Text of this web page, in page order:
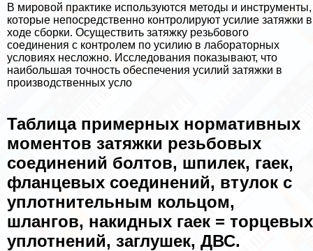
В мировой пpaктике используются методы и инструменты,
которые непосредственно контролируют усилие затяжки в
ходе сборки. Осуществить затяжку резьбового
соединения с контролем по усилию в лабораторных
условиях несложно. Исследования показывают, что
наибольшая точность обеспечения усилий затяжки в
производственных усло
Таблица примерных нормативных
моментов затяжки резьбовых
соединений болтов, шпилек, гаек,
фланцевых соединений, втулок с
уплотнительным кольцом,
шлангов, накидных гаек = торцевых
уплотнений, заглушек, ДВС.